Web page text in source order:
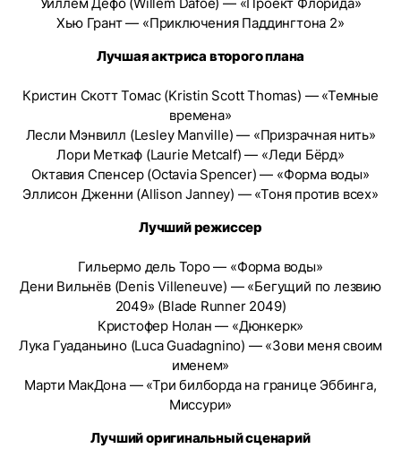
Хью Грант — «Приключения Паддингтона 2»
Лучшая актриса второго плана
Кристин Скотт Томас (Kristin Scott Thomas) — «Темные
времена»
Лесли Мэнвилл (Lesley Manville) — «Призрачная нить»
Лори Меткаф (Laurie Metcalf) — «Леди Бёрд»
Октавия Спенсер (Octavia Spencer) — «Форма воды»
Эллисон Дженни (Allison Janney) — «Тоня против всех»
Лучший режиссер
Гильермо дель Торо — «Форма воды»
Дени Вильнёв (Denis Villeneuve) — «Бегущий по лезвию
2049» (Blade Runner 2049)
Кристофер Нолан — «Дюнкерк»
Лука Гуаданьино (Luca Guadagnino) — «Зови меня своим
именем»
Марти МакДона — «Три билборда на границе Эббинга,
Миссури»
Лучший оригинальный сценарий